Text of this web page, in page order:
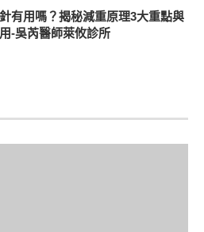
有用嗎？揭秘減重原理3大重點與
-吳芮醫師萊攸診所